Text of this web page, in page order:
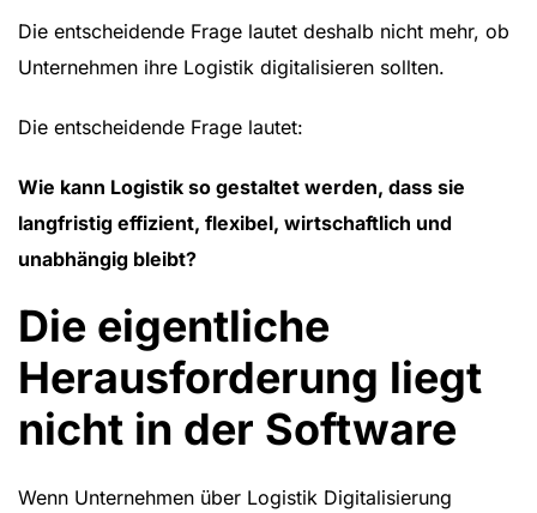
Die entscheidende Frage lautet deshalb nicht mehr, ob
Unternehmen ihre Logistik digitalisieren sollten.
Die entscheidende Frage lautet:
Wie kann Logistik so gestaltet werden, dass sie
langfristig effizient, flexibel, wirtschaftlich und
unabhängig bleibt?
Die eigentliche
Herausforderung liegt
nicht in der Software
Wenn Unternehmen über Logistik Digitalisierung